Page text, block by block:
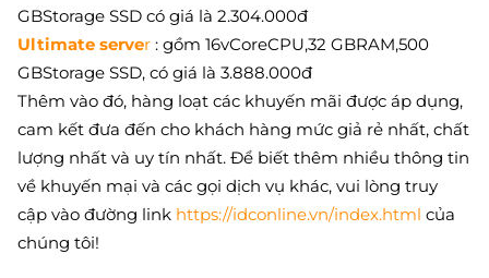
GBStorage SSD có giá là 2.304.000đ
Ultimate server : gồm 16vCoreCPU,32 GBRAM,500
GBStorage SSD, có giá là 3.888.000đ
Thêm vào đó, hàng loạt các khuyến mãi được áp dụng,
cam kết đưa đến cho khách hàng mức giả rẻ nhất, chất
lượng nhất và uy tín nhất. Để biết thêm nhiều thông tin
về khuyến mại và các gọi dịch vụ khác, vui lòng truy
cập vào đường link https://idconline.vn/index.html của
chúng tôi!